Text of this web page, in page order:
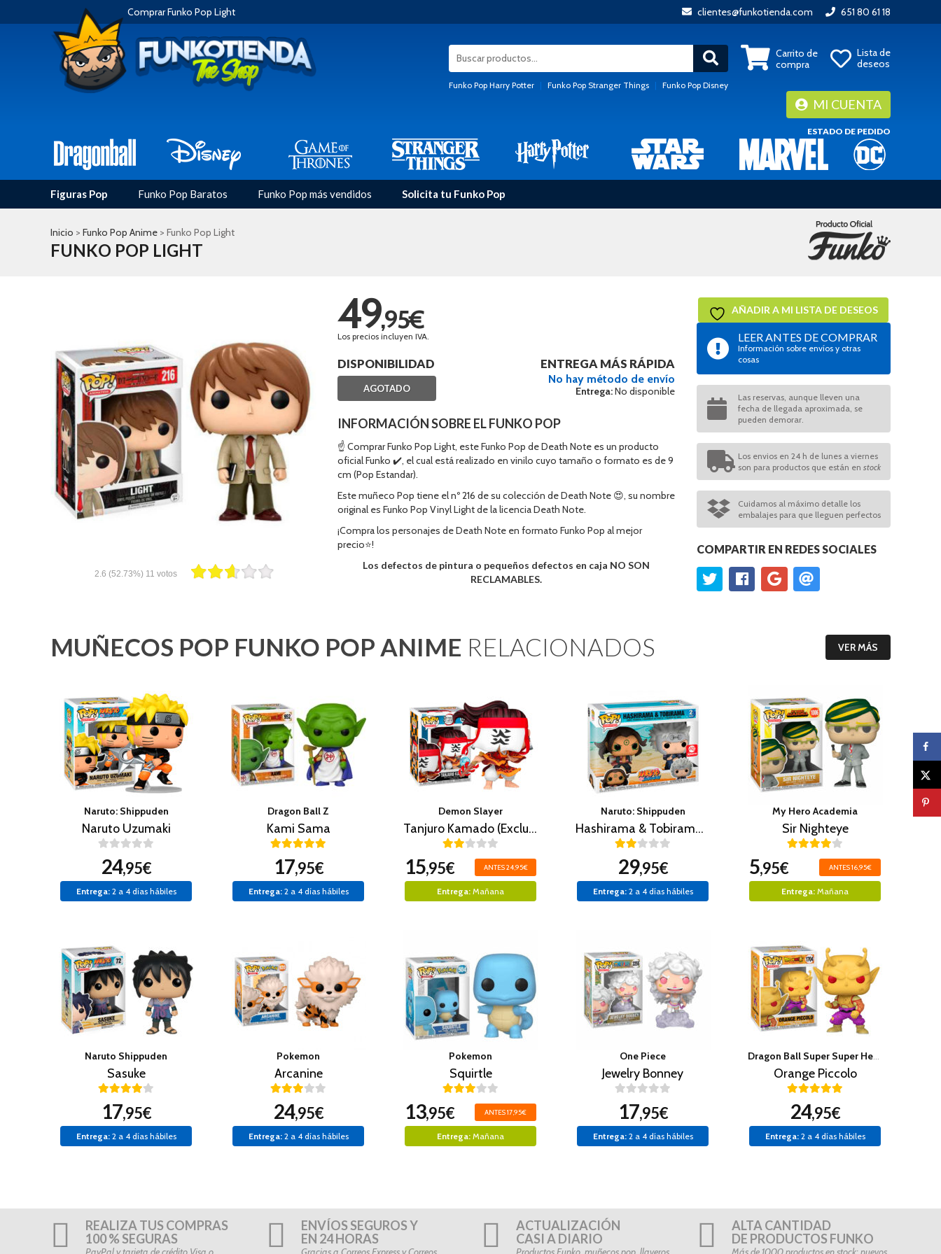
Comprar Funko Pop Light clientes@funkotienda.com 651 80 61 18
Funko Pop Harry Potter | Funko Pop Stranger Things | Funko Pop Disney
Carrito de
compra
Lista de
deseos
MI CUENTA
ESTADO DE PEDIDO
Figuras Pop Funko Pop Baratos Funko Pop más vendidos Solicita tu Funko Pop
Inicio > Funko Pop Anime > Funko Pop Light
FUNKO POP LIGHT
2.6 (52.73%) 11 votos
49,95€
Los precios incluyen IVA.
DISPONIBILIDAD
AGOTADO
ENTREGA MÁS RÁPIDA
No hay método de envío
Entrega:No disponible
INFORMACIÓN SOBRE EL FUNKO POP
☝ Comprar Funko Pop Light, este Funko Pop de Death Note es un producto
oficial Funko ✔️, el cual está realizado en vinilo cuyo tamaño o formato es de 9
cm (Pop Estandar).
Este muñeco Pop tiene el nº 216 de su colección de Death Note 😍, su nombre
original es Funko Pop Vinyl Light de la licencia Death Note.
¡Compra los personajes de Death Note en formato Funko Pop al mejor
precio⭐!
Los defectos de pintura o pequeños defectos en caja NO SON
RECLAMABLES.
AÑADIR A MI LISTA DE DESEOS
LEER ANTES DE COMPRAR
Información sobre envíos y otras
cosas
Las reservas, aunque lleven una
fecha de llegada aproximada, se
pueden demorar.
Los envios en 24 h de lunes a viernes
son para productos que están en stock
Cuidamos al máximo detalle los
embalajes para que lleguen perfectos
COMPARTIR EN REDES SOCIALES
MUÑECOS POP FUNKO POP ANIME RELACIONADOS VER MÁS
Naruto: Shippuden
Naruto Uzumaki
24,95€
Entrega:2 a 4 días hábiles
Dragon Ball Z
Kami Sama
17,95€
Entrega:2 a 4 días hábiles
Demon Slayer
Tanjuro Kamado (Exclusivo)
15,95€ ANTES 24,95€
Entrega: Mañana
Naruto: Shippuden
Hashirama & Tobirama (Exclusivo)
29,95€
Entrega:2 a 4 días hábiles
My Hero Academia
Sir Nighteye
5,95€ ANTES 16,95€
Entrega: Mañana
Naruto Shippuden
Sasuke
17,95€
Entrega:2 a 4 días hábiles
Pokemon
Arcanine
24,95€
Entrega:2 a 4 días hábiles
Pokemon
Squirtle
13,95€ ANTES 17,95€
Entrega: Mañana
One Piece
Jewelry Bonney
17,95€
Entrega:2 a 4 días hábiles
Dragon Ball Super Super Hero
Orange Piccolo
24,95€
Entrega:2 a 4 días hábiles
REALIZA TUS COMPRAS
100 % SEGURAS
ENVÍOS SEGUROS Y
EN 24 HORAS
ACTUALIZACIÓN
CASI A DIARIO
ALTA CANTIDAD
DE PRODUCTOS FUNKO